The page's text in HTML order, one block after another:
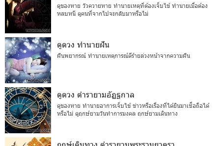
ดูของหาย วัวควายหาย ทำนายเหตุที่ต้องเจ็บไข้ ทำนายเมื่อต้อง
หลบหนี ดูคนที่จากไปจะกลับมาหรือไม่
ดูดวง ทำนายฝัน
ฝันพยากรณ์ ทำนายเหตุการณ์ดีร้ายล่วงหน้าจากความฝัน
ดูดวง ตำรายามอัฏฐกาล
ดูของหาย ทำนายอาการเจ็บไข้ ข่าวหรือเรื่องที่ได้ยินมาเชื่อถือได้
หรือไม่ ดูฤกษ์ยามวันทำการมงคล ฤกษ์ยามเดินทาง